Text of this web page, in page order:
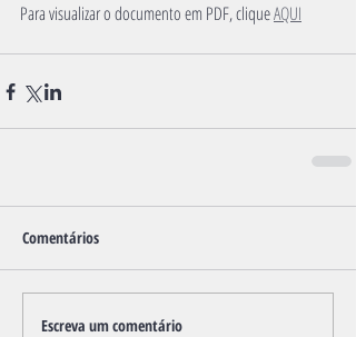
Para visualizar o documento em PDF, clique AQUI
Comentários
Escreva um comentário